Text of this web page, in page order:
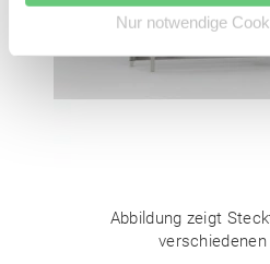
Nur notwendige
Abbildung zeigt